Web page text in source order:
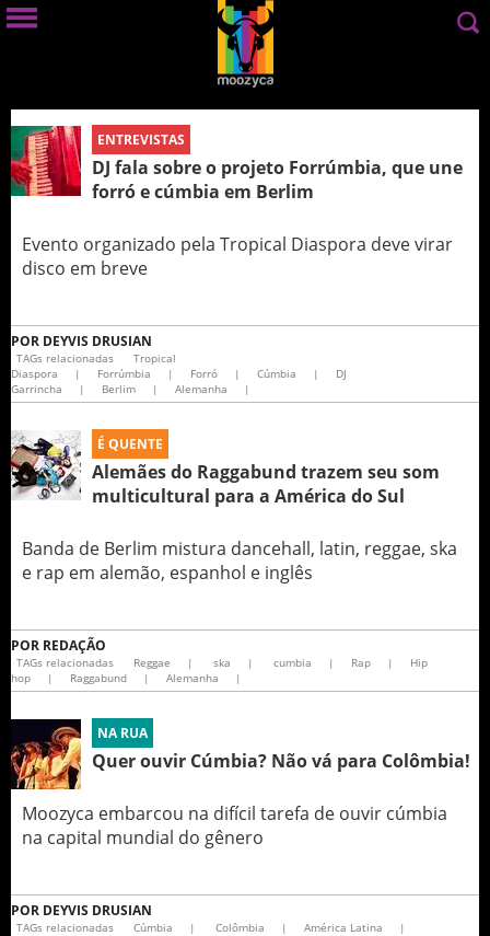
ENTREVISTAS
DJ fala sobre o projeto Forrúmbia, que une
forró e cúmbia em Berlim
Evento organizado pela Tropical Diaspora deve virar
disco em breve
POR DEYVIS DRUSIAN
TAGs relacionadas
Tropical
Diaspora
| Forrúmbia | Forró | Cúmbia |
DJ
Garrincha
| Berlim | Alemanha |
É QUENTE
Alemães do Raggabund trazem seu som
multicultural para a América do Sul
Banda de Berlim mistura dancehall, latin, reggae, ska
e rap em alemão, espanhol e inglês
POR REDAÇÃO
TAGs relacionadas Reggae | ska | cumbia | Rap |
Hip
hop
| Raggabund | Alemanha |
NA RUA
Quer ouvir Cúmbia? Não vá para Colômbia!
Moozyca embarcou na difícil tarefa de ouvir cúmbia
na capital mundial do gênero
POR DEYVIS DRUSIAN
TAGs relacionadas Cúmbia | Colômbia | América Latina |